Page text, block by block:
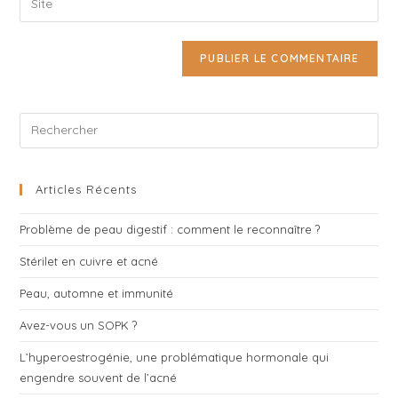
comment
address
l’URL
Articles Récents
Problème de peau digestif : comment le reconnaître ?
Stérilet en cuivre et acné
Peau, automne et immunité
Avez-vous un SOPK ?
L’hyperoestrogénie, une problématique hormonale qui
engendre souvent de l’acné